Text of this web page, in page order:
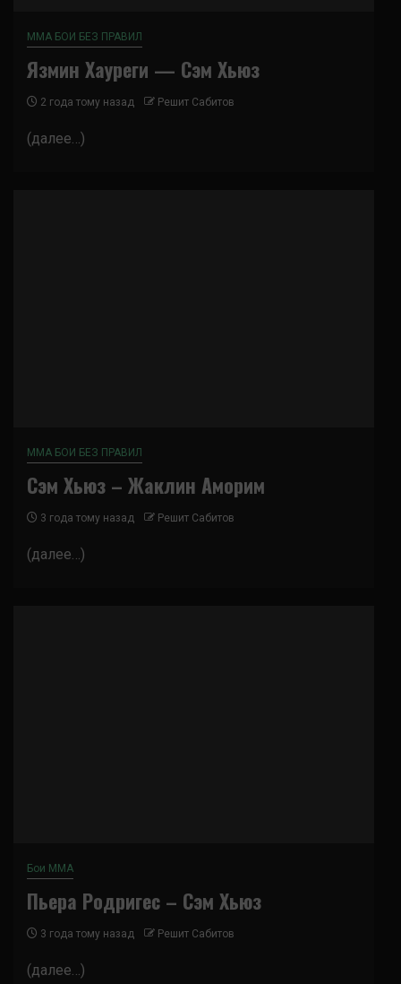
ММА БОИ БЕЗ ПРАВИЛ
Язмин Хауреги — Сэм Хьюз
2 года тому назад Решит Сабитов
(далее…)
ММА БОИ БЕЗ ПРАВИЛ
Сэм Хьюз – Жаклин Аморим
3 года тому назад Решит Сабитов
(далее…)
Бои ММА
Пьера Родригес – Сэм Хьюз
3 года тому назад Решит Сабитов
(далее…)